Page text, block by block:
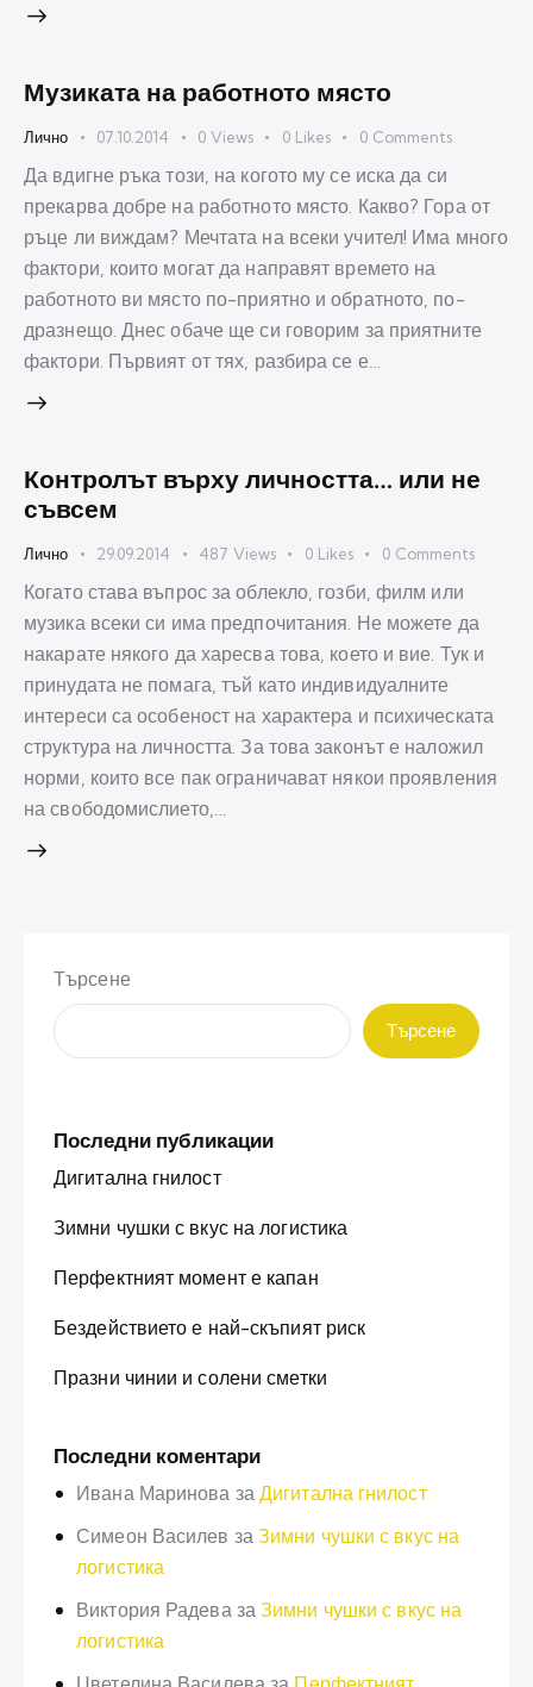
Музиката на работното място
Лично 07.10.2014 0 Views 0 Likes 0 Comments
Да вдигне ръка този, на когото му се иска да си
прекарва добре на работното място. Какво? Гора от
ръце ли виждам? Мечтата на всеки учител! Има много
фактори, които могат да направят времето на
работното ви място по-приятно и обратното, по-
дразнещо. Днес обаче ще си говорим за приятните
фактори. Първият от тях, разбира се е…
Контролът върху личността… или не
съвсем
Лично 29.09.2014 487 Views 0 Likes 0 Comments
Когато става въпрос за облекло, гозби, филм или
музика всеки си има предпочитания. Не можете да
накарате някого да харесва това, което и вие. Тук и
принудата не помага, тъй като индивидуалните
интереси са особеност на характера и психическата
структура на личността. За това законът е наложил
норми, които все пак ограничават някои проявления
на свободомислието,…
Търсене
Търсене
Последни публикации
Дигитална гнилост
Зимни чушки с вкус на логистика
Перфектният момент е капан
Бездействието е най-скъпият риск
Празни чинии и солени сметки
Последни коментари
Ивана Маринова за Дигитална гнилост
Симеон Василев за Зимни чушки с вкус на
логистика
Виктория РадевазаЗимни чушки с вкус на
логистика